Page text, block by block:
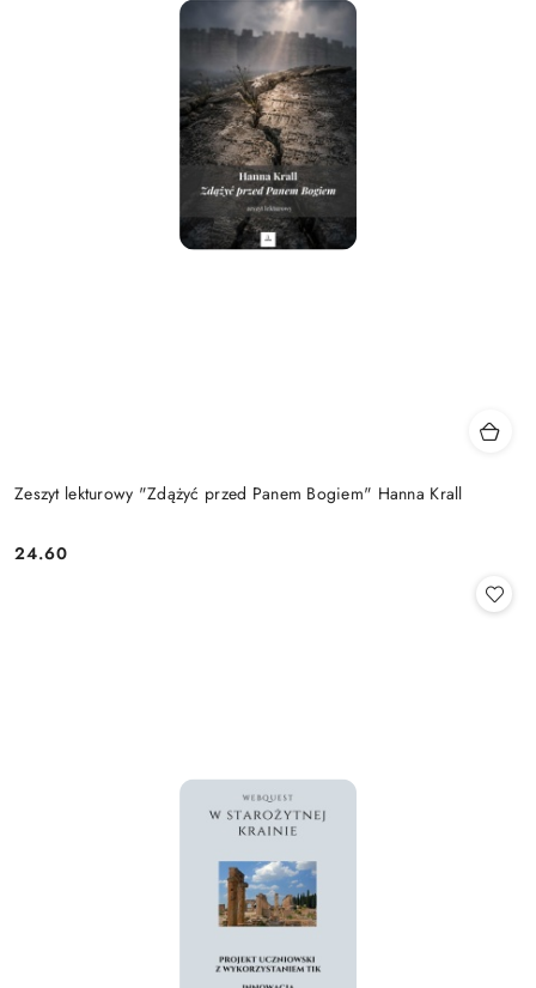
Zeszyt lekturowy "Zdążyć przed Panem Bogiem" Hanna Krall
Cena:
24.60